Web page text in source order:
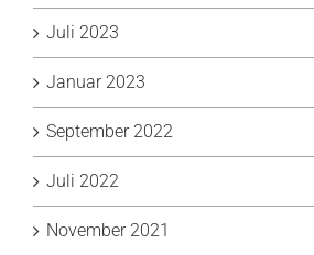
Juli 2023
Januar 2023
September 2022
Juli 2022
November 2021